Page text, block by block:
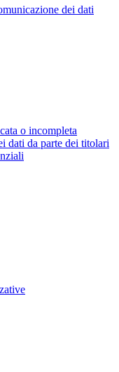
dei dati
o incompleta
dati da parte dei titolari